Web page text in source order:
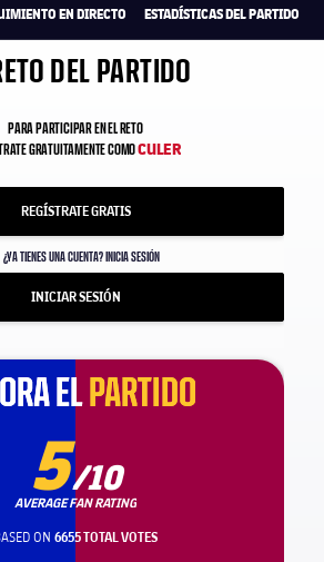
EN DIRECTO ESTADÍSTICAS DEL PARTIDO
DEL PARTIDO
PARA PARTICIPAR EN EL RETO
GRATUITAMENTE COMOCULER
REGÍSTRATE GRATIS
¿YA TIENES UNA CUENTA? INICIA SESIÓN
INICIAR SESIÓN
EL PARTIDO
EL PARTIDO
5/10
AVERAGE FAN RATING
ON 6655 TOTAL VOTES